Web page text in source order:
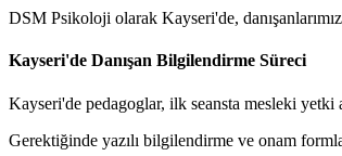
DSM Psikoloji olarak Kayseri'de,
Kayseri'de Danışan Bilgilendirme Süreci
Kayseri'de pedagoglar, ilk seansta mesleki yetki
Gerektiğinde yazılı bilgilendirme ve onam